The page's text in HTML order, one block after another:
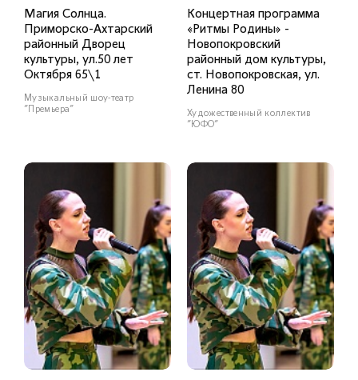
Магия Солнца.
Приморско-Ахтарский
районный Дворец
культуры, ул.50 лет
Октября 65\1
Музыкальный шоу-театр
"Премьера"
Концертная программа
«Ритмы Родины» -
Новопокровский
районный дом культуры,
ст. Новопокровская, ул.
Ленина 80
Художественный коллектив
"ЮФО"